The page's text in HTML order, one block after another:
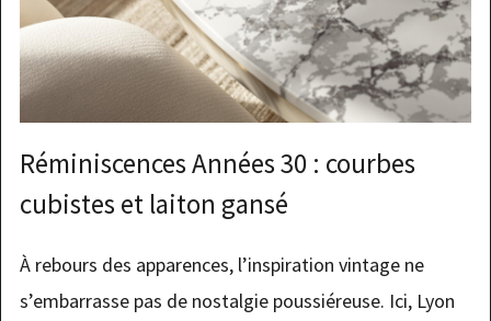
Réminiscences Années 30 : courbes
cubistes et laiton gansé
À rebours des apparences, l’inspiration vintage ne
s’embarrasse pas de nostalgie poussiéreuse. Ici, Lyon